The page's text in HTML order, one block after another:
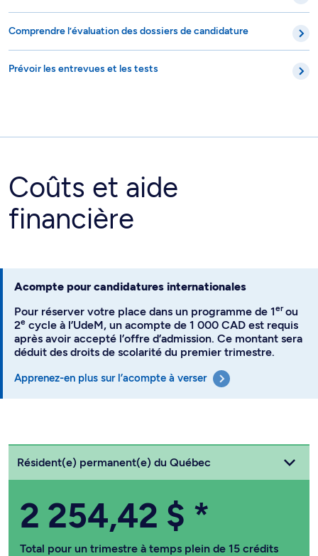
Comprendre l’évaluation des dossiers de candidature
Prévoir les entrevues et les tests
Coûts et aide
financière
Acompte pour candidatures internationales
Pour réserver votre place dans un programme de 1erou
2e cycle à l’UdeM, un acompte de 1 000 CAD est requis
après avoir accepté l’offre d’admission. Ce montant sera
déduit des droits de scolarité du premier trimestre.
Apprenez-en plus sur l’acompte à verser
Choisissez votre statut
Résident(e) permanent(e) du Québec
2 254,42 $ *
Total pour un trimestre à temps plein de 15 crédits